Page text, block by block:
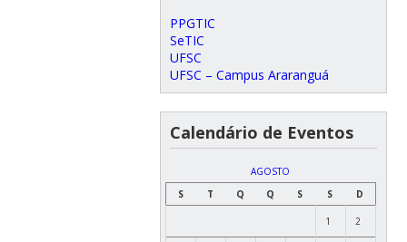
PPGTIC
SeTIC
UFSC
UFSC – Campus Araranguá
Calendário de Eventos
AGOSTO
S
T Q Q S S D
1 2